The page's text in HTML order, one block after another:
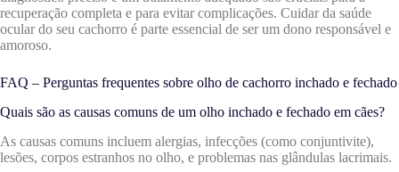
recuperação completa e para evitar complicações. Cuidar da saúde
ocular do seu cachorro é parte essencial de ser um dono responsável e
amoroso.
FAQ – Perguntas frequentes sobre olho de cachorro inchado e fechado
Quais são as causas comuns de um olho inchado e fechado em cães?
As causas comuns incluem alergias, infecções (como conjuntivite),
lesões, corpos estranhos no olho, e problemas nas glândulas lacrimais.